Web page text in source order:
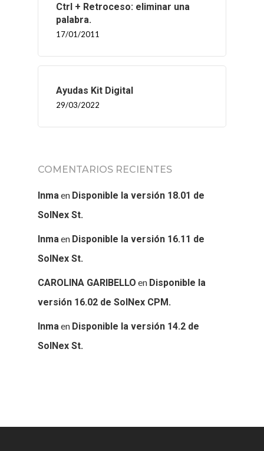
Ctrl + Retroceso: eliminar una
palabra.
17/01/2011
Ayudas Kit Digital
29/03/2022
COMENTARIOS RECIENTES
Inmaen Disponible la versión 18.01 de
SolNex St.
Inmaen Disponible la versión 16.11 de
SolNex St.
CAROLINA GARIBELLO en Disponible la
versión 16.02 de SolNex CPM.
Inmaen Disponible la versión 14.2 de
SolNex St.